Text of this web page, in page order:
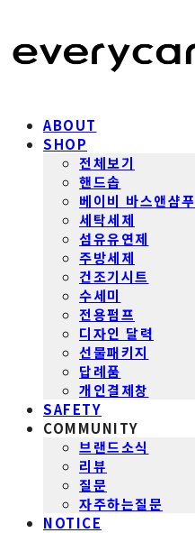
ABOUT
SHOP
전체보기
핸드솝
베이비 바스앤샴푸
세탁세제
섬유유연제
주방세제
건조기시트
수세미
전용펌프
디자인 달력
선물패키지
답례품
개인결제창
SAFETY
COMMUNITY
브랜드소식
리뷰
질문
자주하는질문
NOTICE